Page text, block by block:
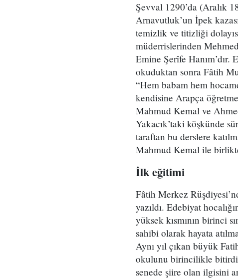
Şevval 1290’da (Aralık
Arnavutluk’un İpek
temizlik ve titizliği
müderrislerinden
Emine Şerîfe
okuduktan sonra Fâtih
“Hem babam hem
kendisine Arapça
Mahmud Kemal ve
Yakacık’taki köşkünde
taraftan bu derslere
Mahmud Kemal ile
İlk eğitimi
Fâtih Merkez
yazıldı. Edebiyat
yüksek kısmının birinci
sahibi olarak hayata
Aynı yıl çıkan büyük
okulunu birincilikle bitirdi
senede şiire olan ilgisini